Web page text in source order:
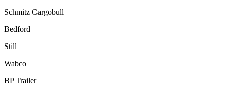
Schmitz Cargobull
Bedford
Still
Wabco
BP Trailer